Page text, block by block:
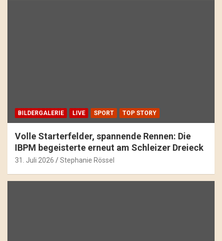
BILDERGALERIE LIVE SPORT TOP STORY
Volle Starterfelder, spannende Rennen: Die
IBPM begeisterte erneut am Schleizer Dreieck
31. Juli 2026 Stephanie Rössel